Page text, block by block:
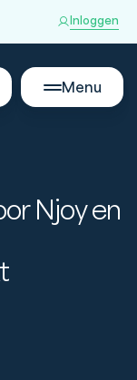
Inloggen
Menu
Njoy en